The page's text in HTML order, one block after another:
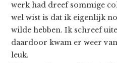
werk had dreef sommige
wel wist is dat ik eigenlijk
wilde hebben. Ik schreef
daardoor kwam er weer
leuk.